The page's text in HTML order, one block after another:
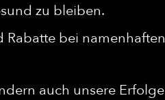
zu bleiben.
bei
auch unsere